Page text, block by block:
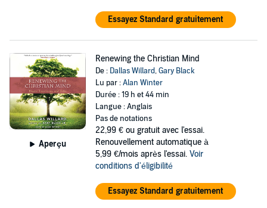
Essayez Standard gratuitement
Aperçu
Renewing the Christian Mind
De : Dallas Willard,Gary Black
Lu par :Alan Winter
Durée : 19 h et 44 min
Langue : Anglais
Pas de notations
22,99 € ou gratuit avec l'essai.
Renouvellement automatique à
5,99 €/mois après l'essai. Voir
conditions d'éligibilité
Essayez Standard gratuitement